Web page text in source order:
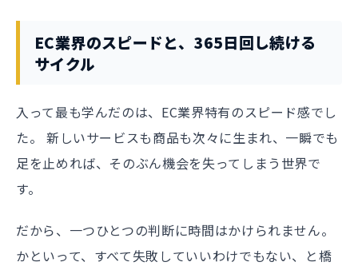
EC業界のスピードと、365日回し続ける
サイクル
入って最も学んだのは、EC業界特有のスピード感でし
た。 新しいサービスも商品も次々に生まれ、一瞬でも
足を止めれば、そのぶん機会を失ってしまう世界で
す。
だから、一つひとつの判断に時間はかけられません。
かといって、すべて失敗していいわけでもない、と橋